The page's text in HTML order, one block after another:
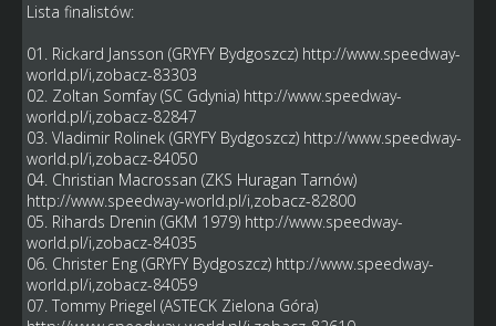
Lista finalistów:
01. Rickard Jansson (GRYFY Bydgoszcz) http://www.speedway-
world.pl/i,zobacz-83303
02. Zoltan Somfay (SC Gdynia) http://www.speedway-
world.pl/i,zobacz-82847
03. Vladimir Rolinek (GRYFY Bydgoszcz) http://www.speedway-
world.pl/i,zobacz-84050
04. Christian Macrossan (ZKS Huragan Tarnów)
http://www.speedway-world.pl/i,zobacz-82800
05. Rihards Drenin (GKM 1979) http://www.speedway-
world.pl/i,zobacz-84035
06. Christer Eng (GRYFY Bydgoszcz) http://www.speedway-
world.pl/i,zobacz-84059
07. Tommy Priegel (ASTECK Zielona Góra)